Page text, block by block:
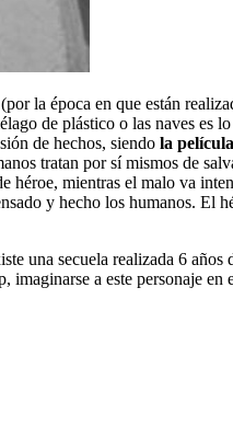
la época en que están
de plástico o las naves
de hechos, siendo la
tratan por sí mismos de
mientras el malo va
y hecho los humanos. El
una secuela realizada 6
a este personaje en